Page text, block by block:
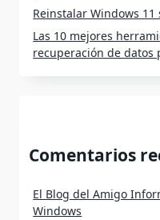
Reinstalar Windows
Las 10 mejores
recuperación de datos
Comentarios
El Blog del Amigo
Windows